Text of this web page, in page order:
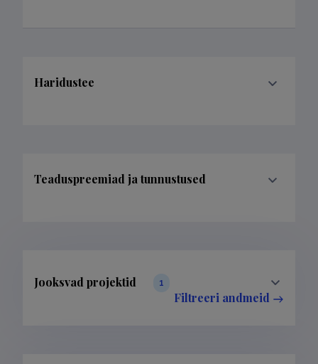
Haridustee
Teaduspreemiad ja tunnustused
Jooksvad projektid 1
Filtreeri andmeid